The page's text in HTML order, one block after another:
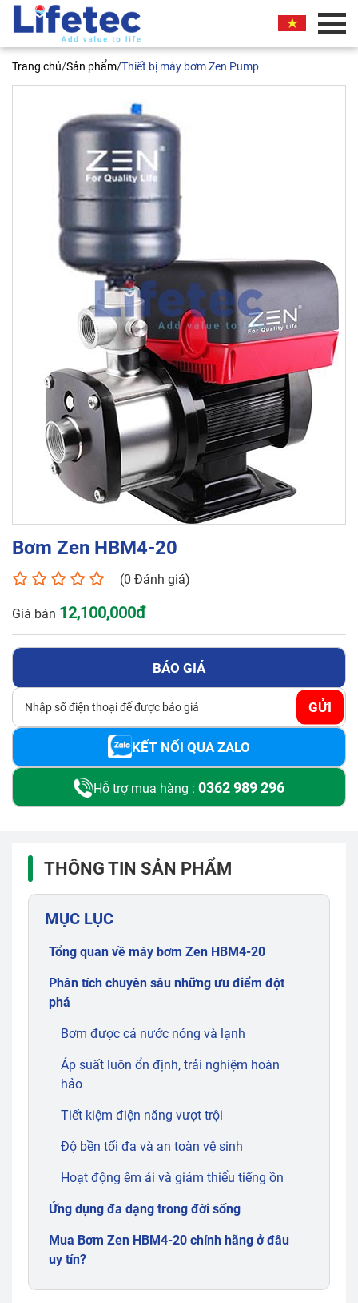
Trang chủ/Sản phẩm/Thiết bị máy bơm Zen Pump
Bơm Zen HBM4-20
(0 Đánh giá)
Giá bán 12,100,000đ
BÁO GIÁ
GỬI
KẾT NỐI QUA ZALO
Hỗ trợ mua hàng : 0362 989 296
THÔNG TIN SẢN PHẨM
MỤC LỤC
Tổng quan về máy bơm Zen HBM4-20
Phân tích chuyên sâu những ưu điểm đột
phá
Bơm được cả nước nóng và lạnh
Áp suất luôn ổn định, trải nghiệm hoàn
hảo
Tiết kiệm điện năng vượt trội
Độ bền tối đa và an toàn vệ sinh
Hoạt động êm ái và giảm thiểu tiếng ồn
Ứng dụng đa dạng trong đời sống
Mua Bơm Zen HBM4-20 chính hãng ở đâu
uy tín?
BÁO GIÁ THƯƠNG MẠI
Quý khách vui lòng nhập thông tin vào các trường
thương mại sản phẩm này cho quý khách. Xin
chân thành cảm ơn!
Bơm Zen HBM4-20
Tên liên hệ*
Số điện thoại*
Yêu cầu báo giá